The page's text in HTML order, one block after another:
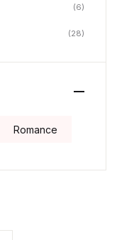
(6)
(28)
Romance